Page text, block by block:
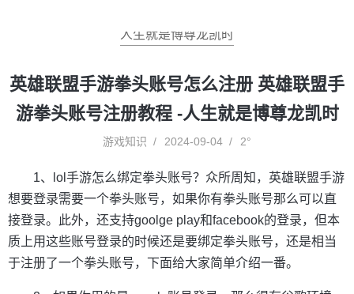
人生就是博尊龙凯时
英雄联盟手游拳头账号怎么注册 英雄联盟手
游拳头账号注册教程 -人生就是博尊龙凯时
游戏知识 2024-09-04 2°
1、lol手游怎么绑定拳头账号？众所周知，英雄联盟手游
想要登录需要一个拳头账号，如果你有拳头账号那么可以直
接登录。此外，还支持goolge play和facebook的登录，但本
质上用这些账号登录的时候还是要绑定拳头账号，还是相当
于注册了一个拳头账号，下面给大家简单介绍一番。